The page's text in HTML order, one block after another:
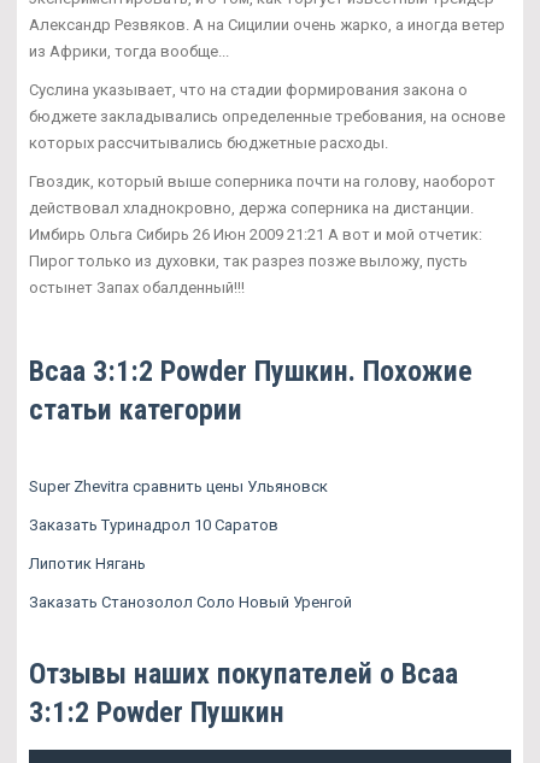
Александр Резвяков. А на Сицилии очень жарко, а иногда ветер
из Африки, тогда вообще...
Суслина указывает, что на стадии формирования закона о
бюджете закладывались определенные требования, на основе
которых рассчитывались бюджетные расходы.
Гвоздик, который выше соперника почти на голову, наоборот
действовал хладнокровно, держа соперника на дистанции.
Имбирь Ольга Сибирь 26 Июн 2009 21:21 А вот и мой отчетик:
Пирог только из духовки, так разрез позже выложу, пусть
остынет Запах обалденный!!!
Bcaa 3:1:2 Powder Пушкин. Похожие
статьи категории
Super Zhevitra сравнить цены Ульяновск
Заказать Туринадрол 10 Саратов
Липотик Нягань
Заказать Станозолол Соло Новый Уренгой
Отзывы наших покупателей о Bcaa
3:1:2 Powder Пушкин